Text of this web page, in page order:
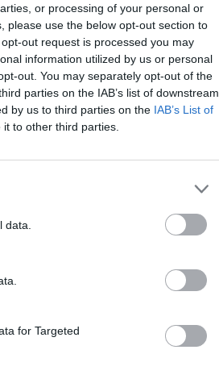
or processing of your personal or
please use the below opt-out section to
out request is processed you may
information utilized by us or personal
out. You may separately opt-out of the
parties on the IAB’s list of downstream
by us to third parties on the IAB’s List of
to other third parties.
for Targeted